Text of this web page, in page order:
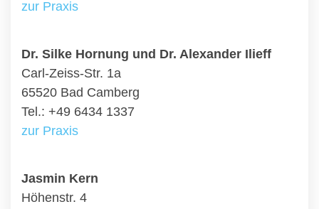
zur Praxis
Dr. Silke Hornung und Dr. Alexander Ilieff
Carl-Zeiss-Str. 1a
65520 Bad Camberg
Tel.: +49 6434 1337
zur Praxis
Jasmin Kern
Höhenstr. 4